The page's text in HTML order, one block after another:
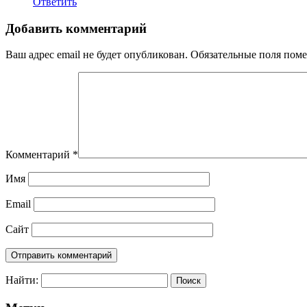
Добавить комментарий
Ваш адрес email не будет опубликован. Обязательные поля
Комментарий *
Имя
Email
Сайт
Найти: